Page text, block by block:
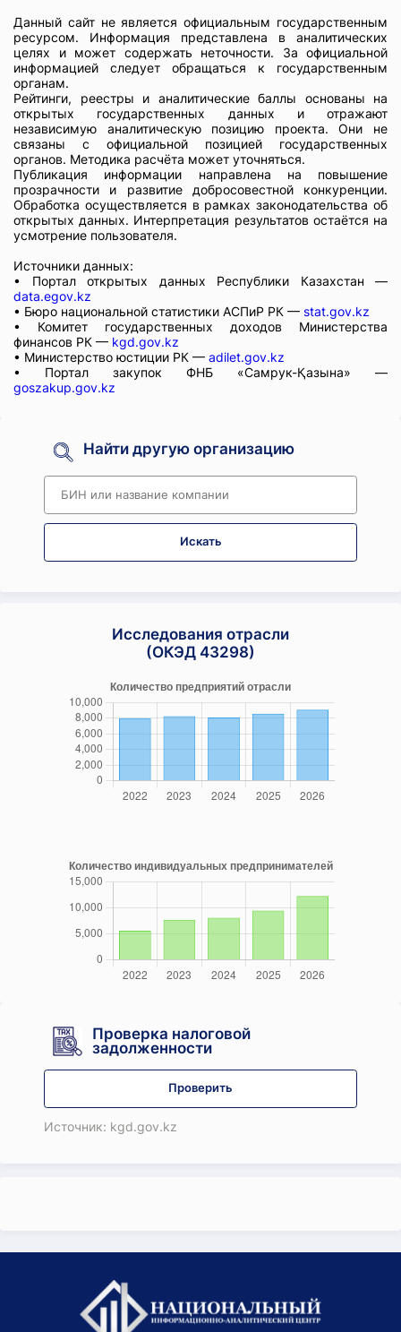
Данный сайт не является официальным государственным
ресурсом. Информация представлена в аналитических
целях и может содержать неточности. За официальной
информацией следует обращаться к государственным
органам.
Рейтинги, реестры и аналитические баллы основаны на
открытых государственных данных и отражают
независимую аналитическую позицию проекта. Они не
связаны с официальной позицией государственных
органов. Методика расчёта может уточняться.
Публикация информации направлена на повышение
прозрачности и развитие добросовестной конкуренции.
Обработка осуществляется в рамках законодательства об
открытых данных. Интерпретация результатов остаётся на
усмотрение пользователя.
Источники данных:
• Портал открытых данных Республики Казахстан —
data.egov.kz
• Бюро национальной статистики АСПиР РК — stat.gov.kz
• Комитет государственных доходов Министерства
финансов РК — kgd.gov.kz
• Министерство юстиции РК — adilet.gov.kz
• Портал закупок ФНБ «Самрук-Қазына» —
goszakup.gov.kz
Найти другую организацию
Искать
Исследования отрасли
(ОКЭД 43298)
Проверка налоговой
задолженности
Проверить
Источник: kgd.gov.kz